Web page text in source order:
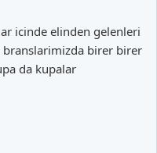
icinde elinden gelenleri
birer birer
da kupalar